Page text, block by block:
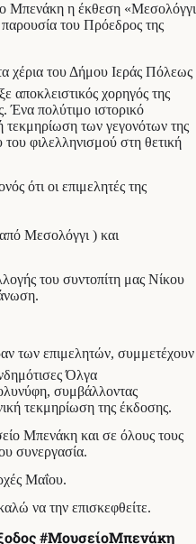
Μπενάκη η έκθεση «Μεσολόγγι
του Πρόεδρος της
χέρια του Δήμου Ιεράς Πόλεως
χορηγός της
Ένα πολύτιμο ιστορικό
τεκμηρίωση των γεγονότων της
φιλελληνισμού στη θετική
ότι οι επιμελητές της
Μεσολόγγι ) και
του συντοπίτη μας Νίκου
των επιμελητών, συμμετέχουν
Όλγα
συμβάλλοντας
τεκμηρίωση της έκδοσης.
Μπενάκη και σε όλους τους
συνεργασία.
Μαΐου.
να την επισκεφθείτε.
#ΜουσείοΜπενάκη